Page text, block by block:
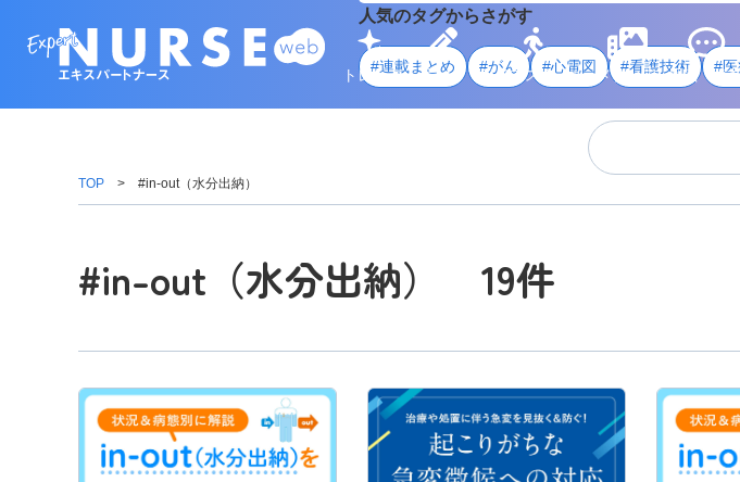
人気のタグからさがす
#連載まとめ #がん #心電図 #看護技術 #
トレンド
学ぶ ライフスタイル メディア 用語・資
TOP #in-out（水分出納）
#in-out（水分出納） 19件